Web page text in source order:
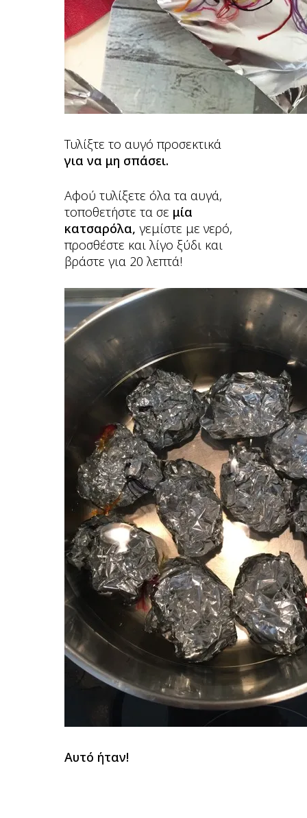
Τυλίξτε το αυγό προσεκτικά
για να μη σπάσει.
Αφού τυλίξετε όλα τα αυγά,
τοποθετήστε τα σε μία
κατσαρόλα, γεμίστε με νερό,
προσθέστε και λίγο ξύδι και
βράστε για 20 λεπτά!
Αυτό ήταν!